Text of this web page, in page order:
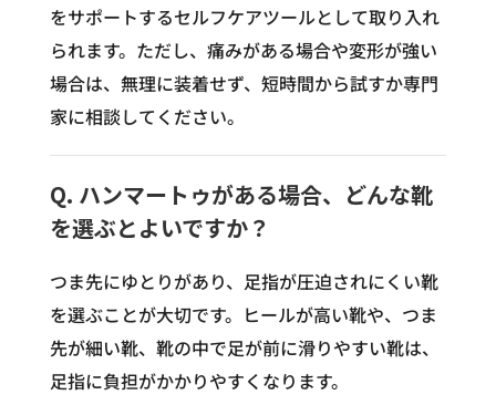
をサポートするセルフケアツールとして取り入れ
られます。ただし、痛みがある場合や変形が強い
場合は、無理に装着せず、短時間から試すか専門
家に相談してください。
Q. ハンマートゥがある場合、どんな靴
を選ぶとよいですか？
つま先にゆとりがあり、足指が圧迫されにくい靴
を選ぶことが大切です。ヒールが高い靴や、つま
先が細い靴、靴の中で足が前に滑りやすい靴は、
足指に負担がかかりやすくなります。